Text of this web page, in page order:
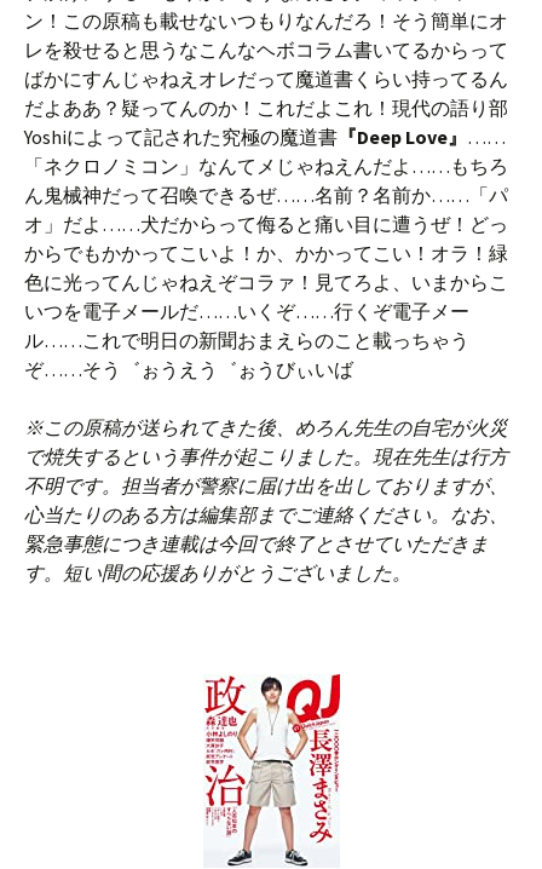
ン！この原稿も載せないつもりなんだろ！そう簡単にオ
レを殺せると思うなこんなヘボコラム書いてるからって
ばかにすんじゃねえオレだって魔道書くらい持ってるん
だよああ？疑ってんのか！これだよこれ！現代の語り部
Yoshiによって記された究極の魔道書 『Deep Love』 ……
「ネクロノミコン」なんてメじゃねえんだよ……もちろ
ん鬼械神だって召喚できるぜ……名前？名前か……「パ
オ」だよ……犬だからって侮ると痛い目に遭うぜ！どっ
からでもかかってこいよ！か、かかってこい！オラ！緑
色に光ってんじゃねえぞコラァ！見てろよ、いまからこ
いつを電子メールだ……いくぞ……行くぞ電子メー
ル……これで明日の新聞おまえらのこと載っちゃう
ぞ……そう゛ぉうえう゛ぉうびぃいば
※この原稿が送られてきた後、めろん先生の自宅が火災
で焼失するという事件が起こりました。現在先生は行方
不明です。担当者が警察に届け出を出しておりますが、
心当たりのある方は編集部までご連絡ください。なお、
緊急事態につき連載は今回で終了とさせていただきま
す。短い間の応援ありがとうございました。